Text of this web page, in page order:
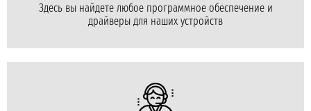
Здесь вы найдете любое программное обеспечение и
драйверы для наших устройств